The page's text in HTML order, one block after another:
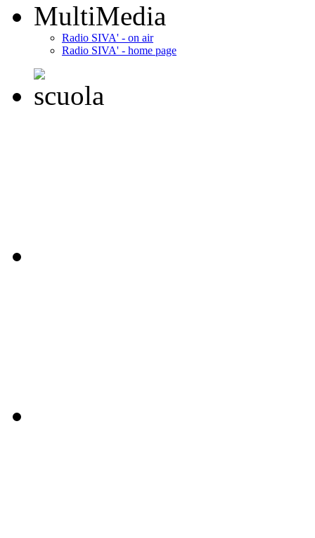
MultiMedia
Radio SIVA' - on air
Radio SIVA' - home page